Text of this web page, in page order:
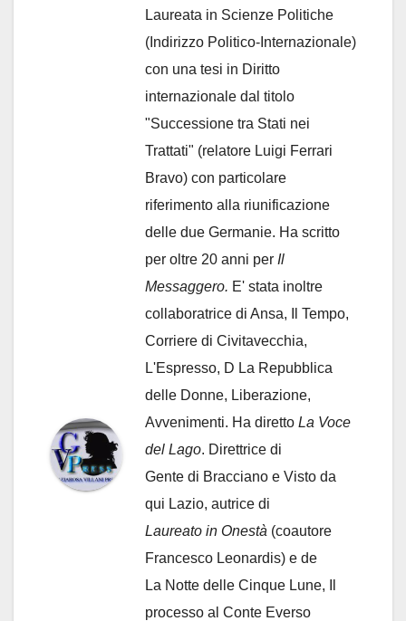
Laureata in Scienze Politiche
(Indirizzo Politico-Internazionale)
con una tesi in Diritto
internazionale dal titolo
"Successione tra Stati nei
Trattati" (relatore Luigi Ferrari
Bravo) con particolare
riferimento alla riunificazione
delle due Germanie. Ha scritto
per oltre 20 anni per Il
Messaggero. E' stata inoltre
collaboratrice di Ansa, Il Tempo,
Corriere di Civitavecchia,
L'Espresso, D La Repubblica
delle Donne, Liberazione,
Avvenimenti. Ha diretto La Voce
del Lago. Direttrice di
Gente di Bracciano e Visto da
qui Lazio, autrice di
Laureato in Onestà (coautore
Francesco Leonardis) e de
La Notte delle Cinque Lune, Il
processo al Conte Everso